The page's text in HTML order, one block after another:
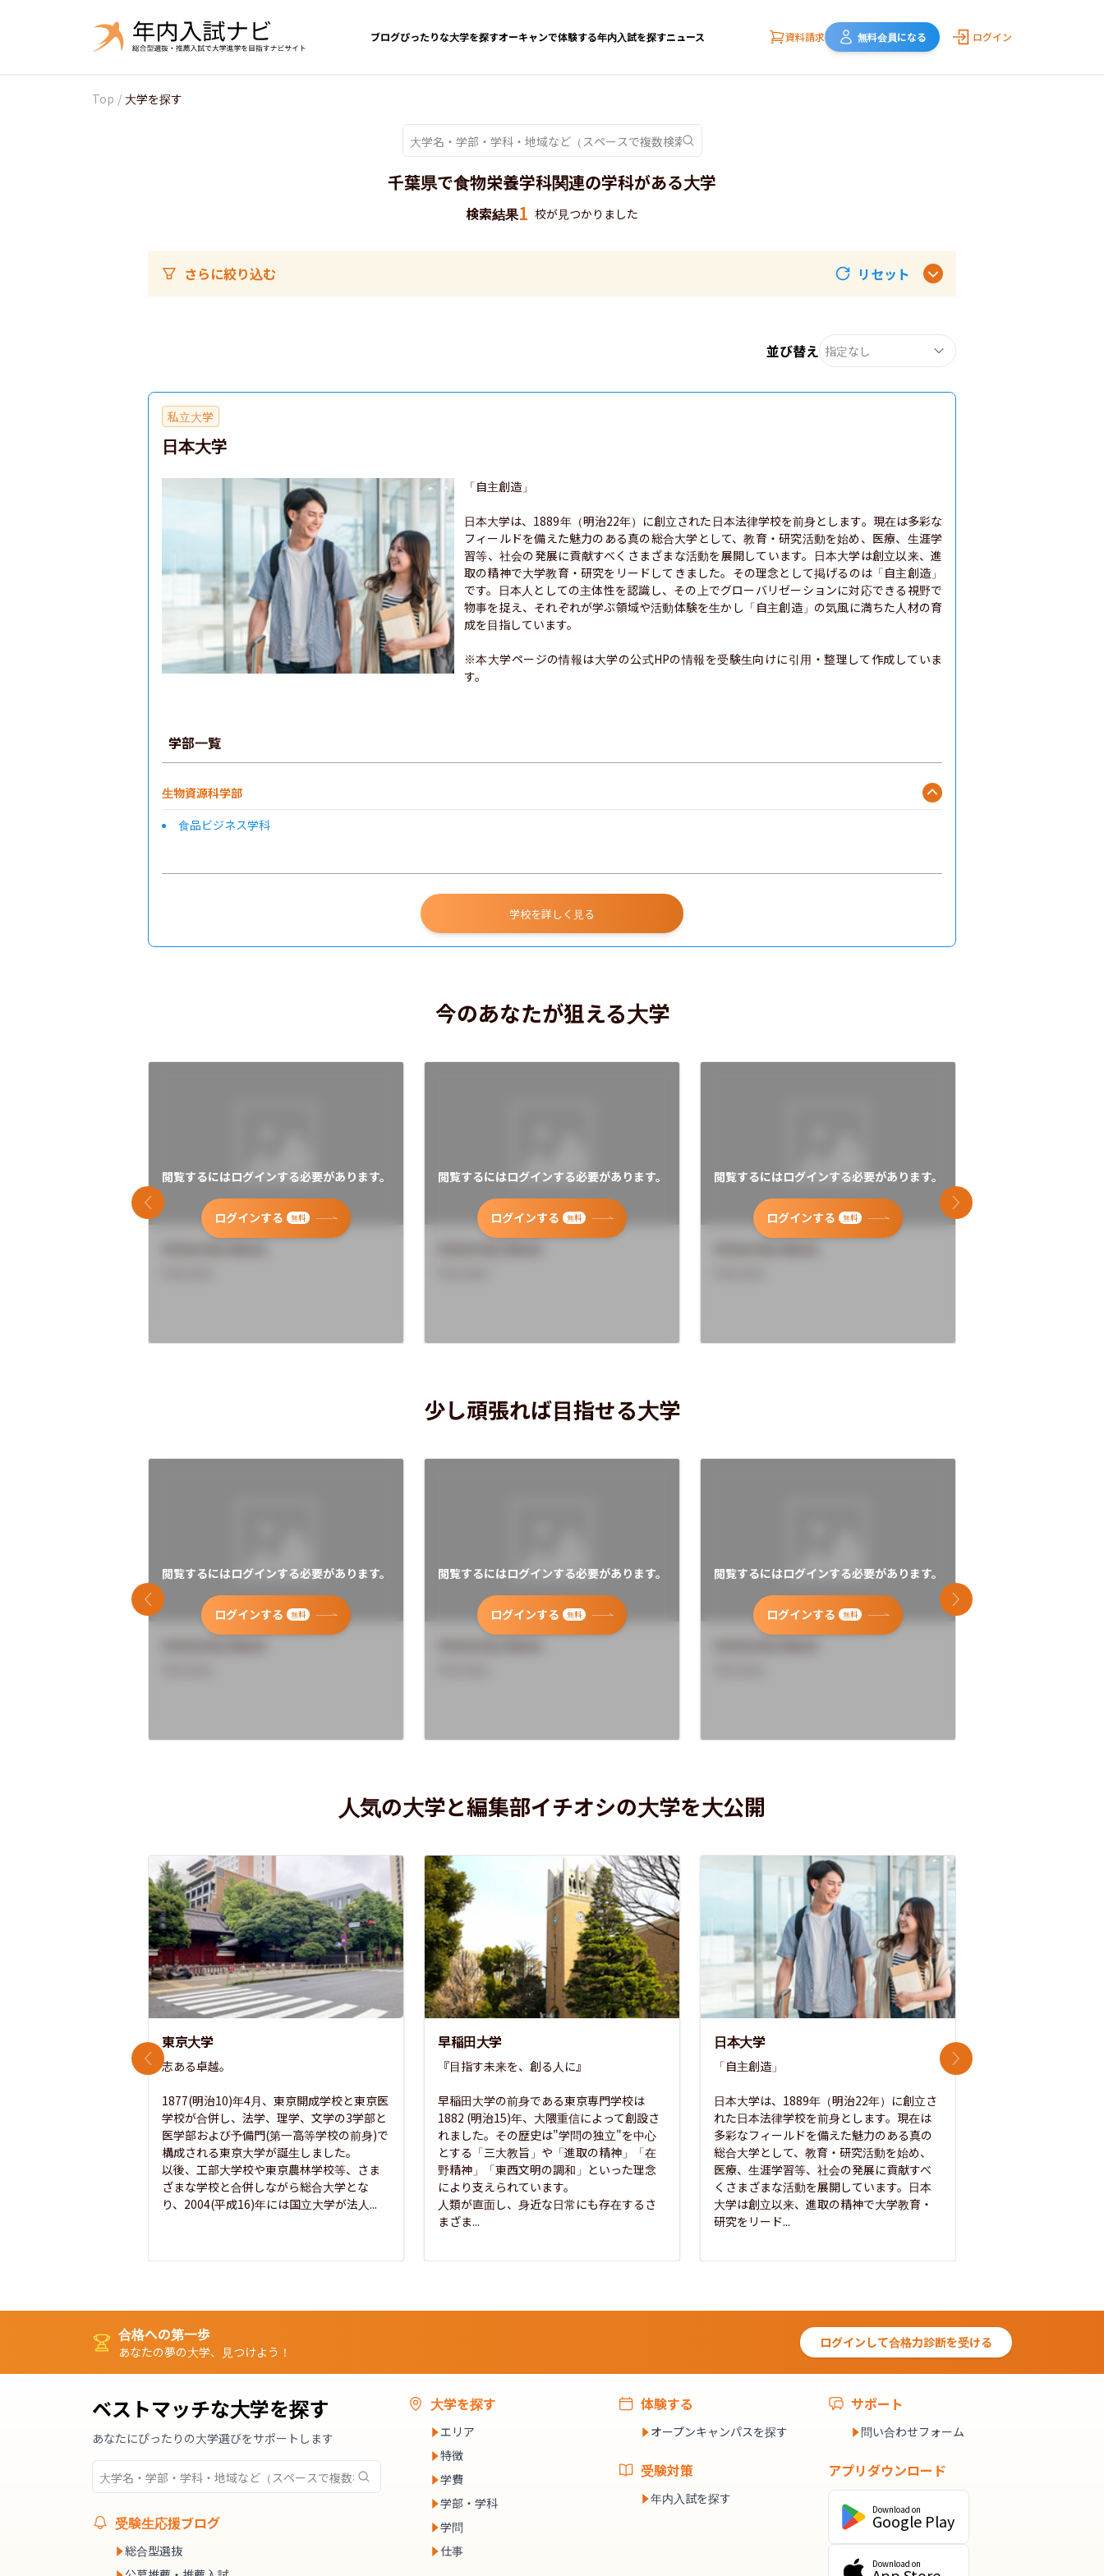
ブログぴったりな大学を探すオーキャンで体験する年内入試を探すニュース 資料請求 無料会員になる ログイン
Top / 大学を探す
千葉県で食物栄養学科関連の学科がある大学
検索結果1 校が見つかりました
さらに絞り込む リセット
並び替え 指定なし
私立大学
日本大学
「自主創造」
日本大学は、1889年（明治22年）に創立された日本法律学校を前身とします。現在は多彩な
フィールドを備えた魅力のある真の総合大学として、教育・研究活動を始め、医療、生涯学
習等、社会の発展に貢献すべくさまざまな活動を展開しています。日本大学は創立以来、進
取の精神で大学教育・研究をリードしてきました。その理念として掲げるのは「自主創造」
です。日本人としての主体性を認識し、その上でグローバリゼーションに対応できる視野で
物事を捉え、それぞれが学ぶ領域や活動体験を生かし「自主創造」の気風に満ちた人材の育
成を目指しています。
※本大学ページの情報は大学の公式HPの情報を受験生向けに引用・整理して作成していま
す。
学部一覧
生物資源科学部
食品ビジネス学科
学校を詳しく見る
今のあなたが狙える大学
閲覧するにはログインする必要があります。
ログインする 無料
閲覧するにはログインする必要があります。
ログインする 無料
閲覧するにはログインする必要があります。
ログインする 無料
前のスライド 次のスライド
少し頑張れば目指せる大学
閲覧するにはログインする必要があります。
ログインする 無料
閲覧するにはログインする必要があります。
ログインする 無料
閲覧するにはログインする必要があります。
ログインする 無料
前のスライド 次のスライド
人気の大学と編集部イチオシの大学を大公開
東京大学
志ある卓越。
1877(明治10)年4月、東京開成学校と東京医
学校が合併し、法学、理学、文学の3学部と
医学部および予備門(第一高等学校の前身)で
構成される東京大学が誕生しました。
以後、工部大学校や東京農林学校等、さま
ざまな学校と合併しながら総合大学とな
り、2004(平成16)年には国立大学が法人...
早稲田大学
『目指す未来を、創る人に』
早稲田大学の前身である東京専門学校は
1882 (明治15)年、大隈重信によって創設さ
れました。その歴史は"学問の独立"を中心
とする「三大教旨」や「進取の精神」「在
野精神」「東西文明の調和」といった理念
により支えられています。
人類が直面し、身近な日常にも存在するさ
まざま...
日本大学
「自主創造」
日本大学は、1889年（明治22年）に創立さ
れた日本法律学校を前身とします。現在は
多彩なフィールドを備えた魅力のある真の
総合大学として、教育・研究活動を始め、
医療、生涯学習等、社会の発展に貢献すべ
くさまざまな活動を展開しています。日本
大学は創立以来、進取の精神で大学教育・
研究をリード...
前のスライド 次のスライド
合格への第一歩
あなたの夢の大学、見つけよう！
ログインして合格力診断を受ける
ベストマッチな大学を探す
あなたにぴったりの大学選びをサポートします
受験生応援ブログ
総合型選抜
大学を探す
エリア
特徴
学費
学部・学科
学問
仕事
体験する
オープンキャンパスを探す
受験対策
年内入試を探す
サポート
問い合わせフォーム
アプリダウンロード
Download on
Google Play
Download on